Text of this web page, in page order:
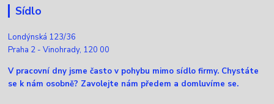
Sídlo
Londýnská 123/36
Praha 2 - Vinohrady, 120 00
V pracovní dny jsme často v pohybu mimo sídlo firmy. Chystáte
se k nám osobně? Zavolejte nám předem a domluvíme se.